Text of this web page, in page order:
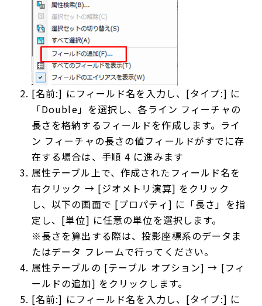
[名前:] にフィールド名を入力し、[タイプ:] に
「Double」を選択し、各ライン フィーチャの
長さを格納するフィールドを作成します。ライ
ン フィーチャの長さの値フィールドがすでに存
在する場合は、手順 4 に進みます
属性テーブル上で、作成されたフィールド名を
右クリック → [ジオメトリ演算] をクリック
し、以下の画面で [プロパティ] に「長さ」を指
定し、[単位] に任意の単位を選択します。
※長さを算出する際は、投影座標系のデータま
たはデータ フレームで行ってください。
属性テーブルの [テーブル オプション] → [フィ
ールドの追加] をクリックします。
[名前:] にフィールド名を入力し、[タイプ:] に